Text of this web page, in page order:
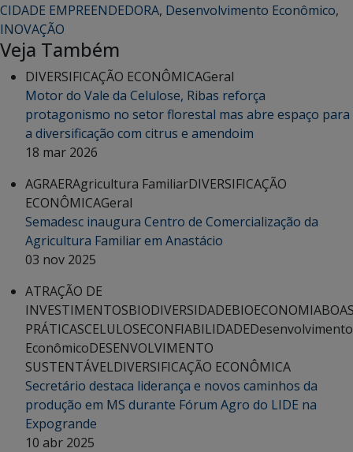
CIDADE EMPREENDEDORA, Desenvolvimento Econômico,
INOVAÇÃO
Veja Também
DIVERSIFICAÇÃO ECONÔMICAGeral
Motor do Vale da Celulose, Ribas reforça
protagonismo no setor florestal mas abre espaço para
a diversificação com citrus e amendoim
18 mar 2026
AGRAERAgricultura FamiliarDIVERSIFICAÇÃO
ECONÔMICAGeral
Semadesc inaugura Centro de Comercialização da
Agricultura Familiar em Anastácio
03 nov 2025
ATRAÇÃO DE
INVESTIMENTOSBIODIVERSIDADEBIOECONOMIA
PRÁTICASCELULOSECONFIABILIDADEDesenvolvimento
EconômicoDESENVOLVIMENTO
SUSTENTÁVELDIVERSIFICAÇÃO ECONÔMICA
Secretário destaca liderança e novos caminhos da
produção em MS durante Fórum Agro do LIDE na
Expogrande
10 abr 2025